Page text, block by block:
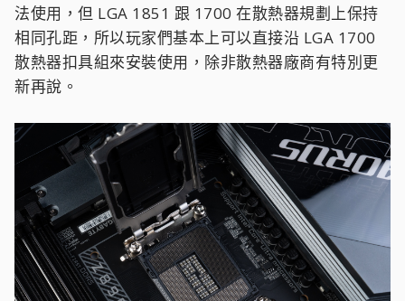
法使用，但 LGA 1851 跟 1700 在散熱器規劃上保持
相同孔距，所以玩家們基本上可以直接沿 LGA 1700
散熱器扣具組來安裝使用，除非散熱器廠商有特別更
新再說。